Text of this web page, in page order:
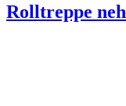
Rolltreppe